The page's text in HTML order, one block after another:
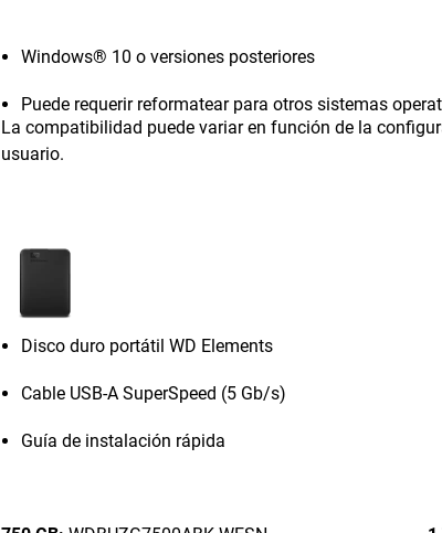
Windows® 10 o versiones posteriores
Puede requerir reformatear para otros sistemas
La compatibilidad puede variar en función de la
usuario.
Disco duro portátil WD Elements
Cable USB-A SuperSpeed (5 Gb/s)
Guía de instalación rápida